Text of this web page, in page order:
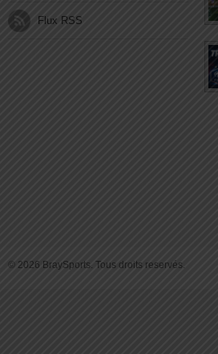
Flux RSS
© 2026 BraySports. Tous droits reservés.